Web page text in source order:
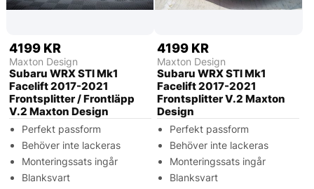
4199 KR
Maxton Design
Subaru WRX STI Mk1
Facelift 2017-2021
Frontsplitter / Frontläpp
V.2 Maxton Design
Perfekt passform
Behöver inte lackeras
Monteringssats ingår
Blanksvart
4199 KR
Maxton Design
Subaru WRX STI Mk1
Facelift 2017-2021
Frontsplitter V.2 Maxton
Design
Perfekt passform
Behöver inte lackeras
Monteringssats ingår
Blanksvart